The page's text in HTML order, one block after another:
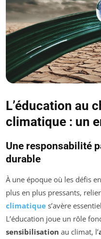
L’éducation au
climatique : un
Une responsabilité
durable
À une époque où les défis
plus en plus pressants, relier
climatique s’avère
L’éducation joue un rôle
sensibilisation au climat, l’